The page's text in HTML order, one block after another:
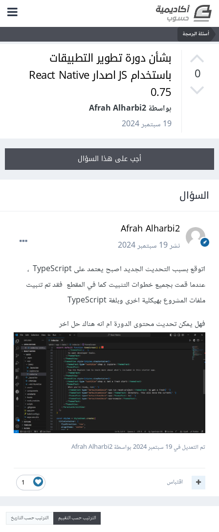
أسئلة البرمجة
0
بشأن دورة تطوير التطبيقات
باستخدام JS اصدار React Native
0.75
بواسطة Afrah Alharbi2
19 سبتمبر 2024
أجب على هذا السؤال
السؤال
Afrah Alharbi2
نشر19 سبتمبر 2024
اتوقع بسبب التحديث الجديد اصبح يعتمد على TypeScript ،
عندما قمت بجميع خطوات التثبيت كما في المقطع فقد تم تثبيت
ملفات المشروع بهيكلية اخرى وبلغة TypeScript
فهل يمكن تحديث محتوى الدورة ام انه هناك حل اخر
تم التعديل في19 سبتمبر 2024 بواسطة Afrah Alharbi2
1 اقتباس
الترتيب حسب التقييم الترتيب حسب التاريخ